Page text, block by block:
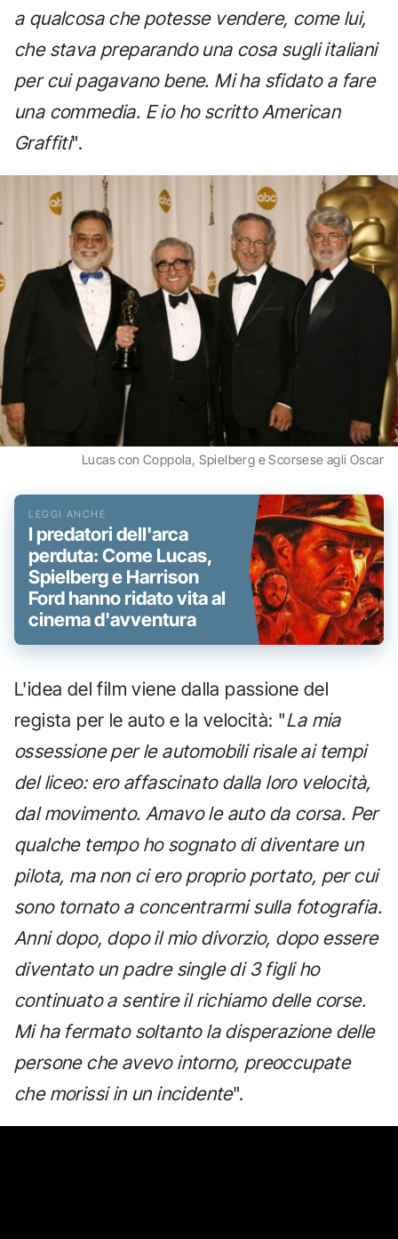
a qualcosa che potesse vendere, come lui,
che stava preparando una cosa sugli italiani
per cui pagavano bene. Mi ha sfidato a fare
una commedia. E io ho scritto American
Graffiti".
Lucas con Coppola, Spielberg e Scorsese agli Oscar
I predatori dell'arca
perduta: Come Lucas,
Spielberg e Harrison
Ford hanno ridato vita al
cinema d'avventura
L'idea del film viene dalla passione del
regista per le auto e la velocità: "La mia
ossessione per le automobili risale ai tempi
del liceo: ero affascinato dalla loro velocità,
dal movimento. Amavo le auto da corsa. Per
qualche tempo ho sognato di diventare un
pilota, ma non ci ero proprio portato, per cui
sono tornato a concentrarmi sulla fotografia.
Anni dopo, dopo il mio divorzio, dopo essere
diventato un padre single di 3 figli ho
continuato a sentire il richiamo delle corse.
Mi ha fermato soltanto la disperazione delle
persone che avevo intorno, preoccupate
che morissi in un incidente".